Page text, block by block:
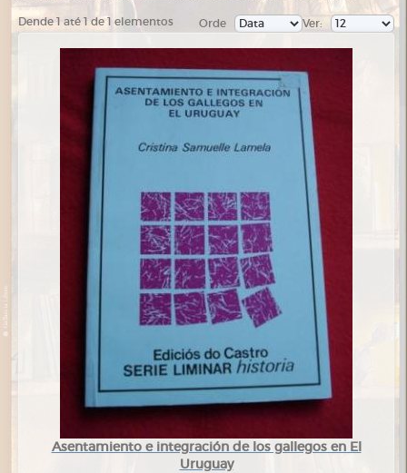
Dende 1 até 1 de 1 elementos Ver:
Orde
Asentamiento e integración de los gallegos en El
Uruguay